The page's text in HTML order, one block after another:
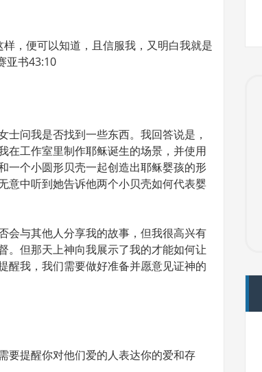
，便可以知道，且信服我，又明白我就是
亚书43:10
问我是否找到一些东西。我回答说是，
在工作室里制作耶稣诞生的场景，并使用
一个小圆形贝壳一起创造出耶稣婴孩的形
意中听到她告诉他两个小贝壳如何代表婴
会与其他人分享我的故事，但我很高兴有
。但那天上神向我展示了我的才能如何让
醒我，我们需要做好准备并愿意见证神的
要提醒你对他们爱的人表达你的爱和存